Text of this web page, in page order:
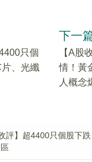
只個
片、光纖
下一
【A股
情！黃
人概念
收評】超4400只個股下